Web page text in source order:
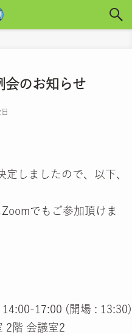
会のお知らせ
しましたので、以下、
でもご参加頂けま
17:00 (開場 : 13:30)
2階 会議室2